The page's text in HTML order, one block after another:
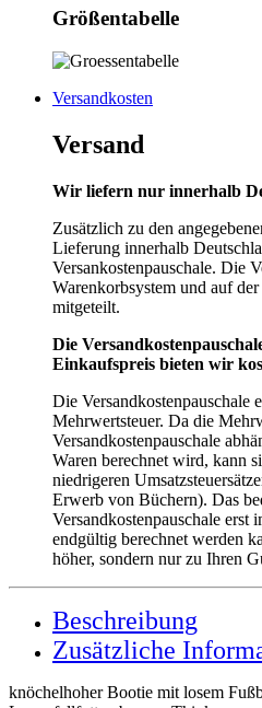
Größentabelle
Versandkosten
Versand
Wir liefern nur innerhalb
Zusätzlich zu den
Lieferung innerhalb
Versankostenpauschale. Die
Warenkorbsystem und auf
mitgeteilt.
Die
Einkaufspreis bieten wir
Die Versandkostenpauschale
Mehrwertsteuer. Da die
Versandkostenpauschale
Waren berechnet wird, kann
niedrigeren
Erwerb von Büchern). Das
Versandkostenpauschale erst
endgültig berechnet werden
höher, sondern nur zu Ihren
Beschreibung
Zusätzliche
knöchelhoher Bootie mit losem